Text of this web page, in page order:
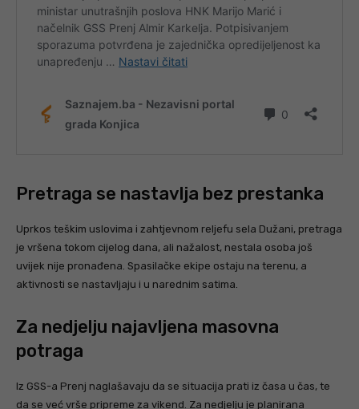
Pretraga se nastavlja bez prestanka
Uprkos teškim uslovima i zahtjevnom reljefu sela Dužani, pretraga
je vršena tokom cijelog dana, ali nažalost, nestala osoba još
uvijek nije pronađena. Spasilačke ekipe ostaju na terenu, a
aktivnosti se nastavljaju i u narednim satima.
Za nedjelju najavljena masovna
potraga
Iz GSS-a Prenj naglašavaju da se situacija prati iz časa u čas, te
da se već vrše pripreme za vikend. Za nedjelju je planirana